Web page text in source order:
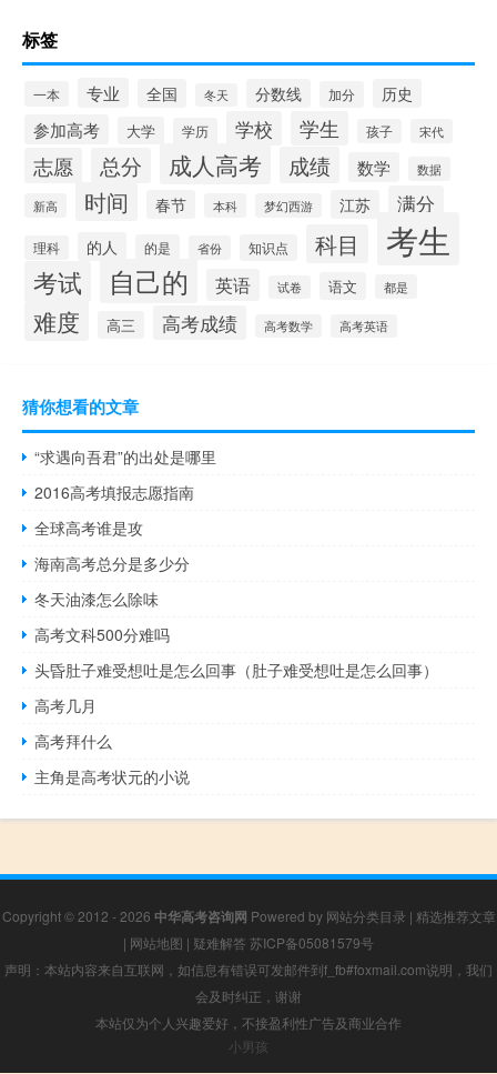
标签
一本 专业 全国 冬天 分数线 加分 历史
参加高考 大学 学历 学校 学生 孩子 宋代
志愿 总分 成人高考 成绩 数学 数据
新高 时间 春节 本科 梦幻西游 江苏 满分
理科 的人 的是 省份 知识点 科目 考生
考试 自己的 英语 试卷 语文 都是
难度 高三 高考成绩 高考数学 高考英语
猜你想看的文章
“求遇向吾君”的出处是哪里
2016高考填报志愿指南
全球高考谁是攻
海南高考总分是多少分
冬天油漆怎么除味
高考文科500分难吗
头昏肚子难受想吐是怎么回事（肚子难受想吐是怎么回事）
高考几月
高考拜什么
主角是高考状元的小说
Copyright © 2012 - 2026 中华高考咨询网 Powered by 网站分类目录 | 精选推荐文章
| 网站地图 | 疑难解答 苏ICP备05081579号
声明：本站内容来自互联网，如信息有错误可发邮件到f_fb#foxmail.com说明，我们
会及时纠正，谢谢
本站仅为个人兴趣爱好，不接盈利性广告及商业合作
小男孩